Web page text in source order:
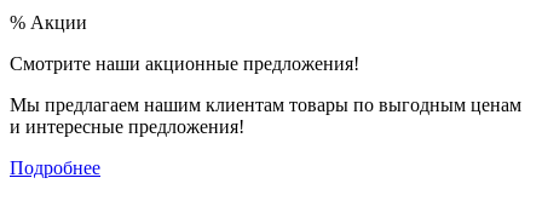
% Акции
Смотрите наши акционные предложения!
Мы предлагаем нашим клиентам товары по выгодным ценам
и интересные предложения!
Подробнее